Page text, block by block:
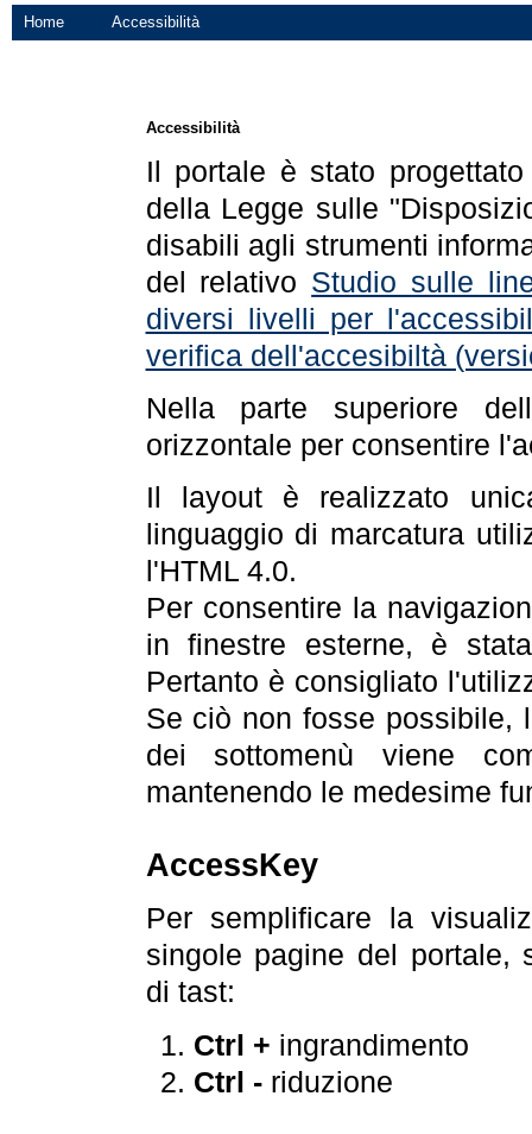
Home Accessibilità
Accessibilità
Il portale è stato
della Legge sulle
disabili agli strumenti
del relativo Studio sulle
diversi livelli per
verifica dell'accesibiltà
Nella parte superiore
orizzontale per consentire
Il layout è realizzato
linguaggio di marcatura
l'HTML 4.0.
Per consentire la
in finestre esterne, è
Pertanto è consigliato
Se ciò non fosse possibile,
dei sottomenù viene
mantenendo le medesime
AccessKey
Per semplificare la
singole pagine del portale,
di tast:
Ctrl + ingrandimento
Ctrl -riduzione